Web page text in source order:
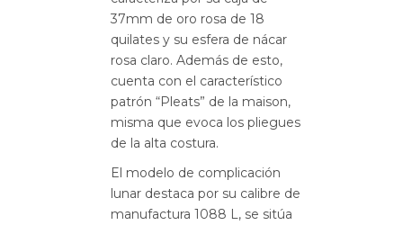
37mm de oro rosa de 18
quilates y su esfera de nácar
rosa claro. Además de esto,
cuenta con el característico
patrón “Pleats” de la maison,
misma que evoca los pliegues
de la alta costura.
El modelo de complicación
lunar destaca por su calibre de
manufactura 1088 L, se sitúa